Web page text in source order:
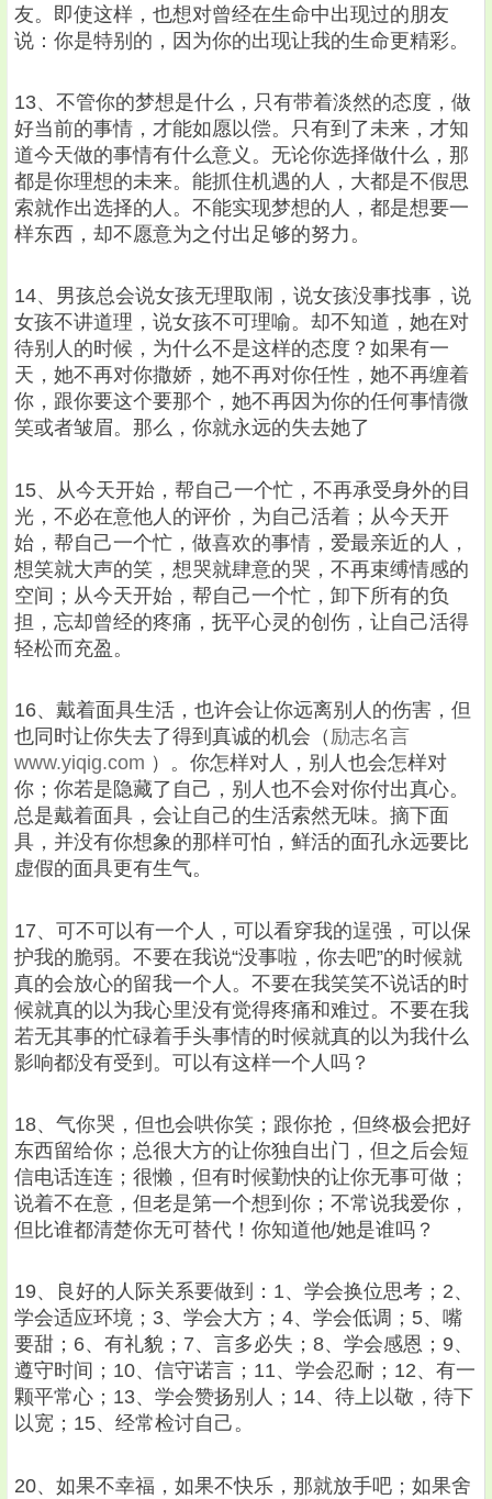
友。即使这样，也想对曾经在生命中出现过的朋友
说：你是特别的，因为你的出现让我的生命更精彩。
13、不管你的梦想是什么，只有带着淡然的态度，做
好当前的事情，才能如愿以偿。只有到了未来，才知
道今天做的事情有什么意义。无论你选择做什么，那
都是你理想的未来。能抓住机遇的人，大都是不假思
索就作出选择的人。不能实现梦想的人，都是想要一
样东西，却不愿意为之付出足够的努力。
14、男孩总会说女孩无理取闹，说女孩没事找事，说
女孩不讲道理，说女孩不可理喻。却不知道，她在对
待别人的时候，为什么不是这样的态度？如果有一
天，她不再对你撒娇，她不再对你任性，她不再缠着
你，跟你要这个要那个，她不再因为你的任何事情微
笑或者皱眉。那么，你就永远的失去她了
15、从今天开始，帮自己一个忙，不再承受身外的目
光，不必在意他人的评价，为自己活着；从今天开
始，帮自己一个忙，做喜欢的事情，爱最亲近的人，
想笑就大声的笑，想哭就肆意的哭，不再束缚情感的
空间；从今天开始，帮自己一个忙，卸下所有的负
担，忘却曾经的疼痛，抚平心灵的创伤，让自己活得
轻松而充盈。
16、戴着面具生活，也许会让你远离别人的伤害，但
也同时让你失去了得到真诚的机会（ 励志名言
www.yiqig.com ）。你怎样对人，别人也会怎样对
你；你若是隐藏了自己，别人也不会对你付出真心。
总是戴着面具，会让自己的生活索然无味。摘下面
具，并没有你想象的那样可怕，鲜活的面孔永远要比
虚假的面具更有生气。
17、可不可以有一个人，可以看穿我的逞强，可以保
护我的脆弱。不要在我说“没事啦，你去吧”的时候就
真的会放心的留我一个人。不要在我笑笑不说话的时
候就真的以为我心里没有觉得疼痛和难过。不要在我
若无其事的忙碌着手头事情的时候就真的以为我什么
影响都没有受到。可以有这样一个人吗？
18、气你哭，但也会哄你笑；跟你抢，但终极会把好
东西留给你；总很大方的让你独自出门，但之后会短
信电话连连；很懒，但有时候勤快的让你无事可做；
说着不在意，但老是第一个想到你；不常说我爱你，
但比谁都清楚你无可替代！你知道他/她是谁吗？
19、良好的人际关系要做到：1、学会换位思考；2、
学会适应环境；3、学会大方；4、学会低调；5、嘴
要甜；6、有礼貌；7、言多必失；8、学会感恩；9、
遵守时间；10、信守诺言；11、学会忍耐；12、有一
颗平常心；13、学会赞扬别人；14、待上以敬，待下
以宽；15、经常检讨自己。
20、如果不幸福，如果不快乐，那就放手吧；如果舍